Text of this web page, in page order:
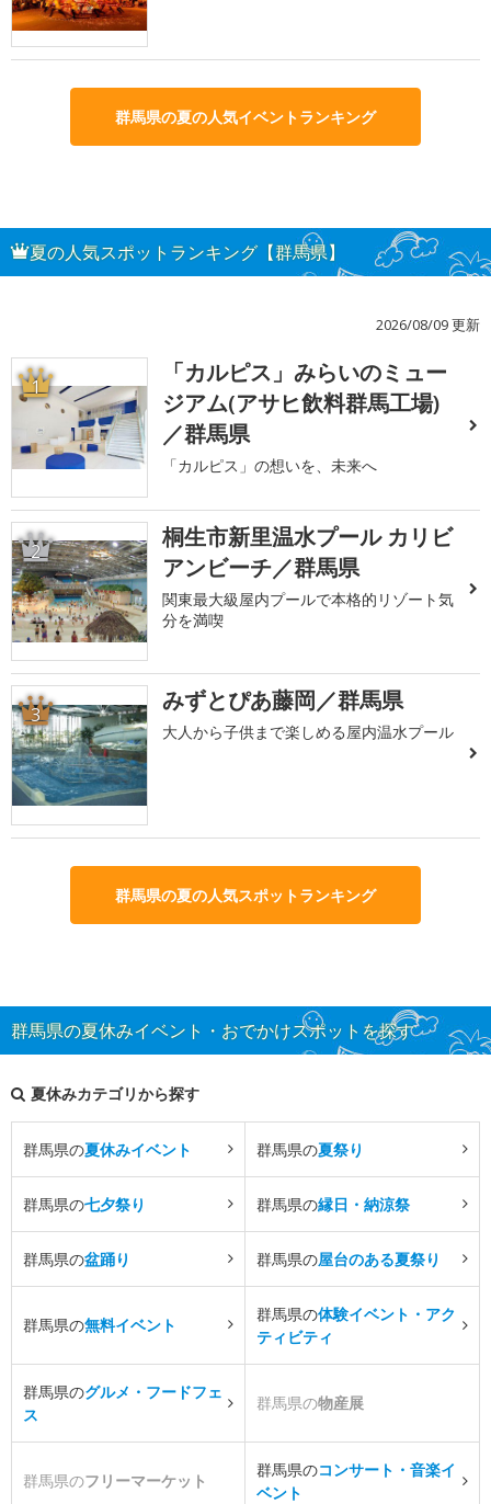
群馬県の夏の人気イベントランキング
夏の人気スポットランキング【群馬県】
2026/08/09 更新
1
「カルピス」みらいのミュー
ジアム(アサヒ飲料群馬工場)
／群馬県
「カルピス」の想いを、未来へ
2
桐生市新里温水プール カリビ
アンビーチ／群馬県
関東最大級屋内プールで本格的リゾート気
分を満喫
3 みずとぴあ藤岡／群馬県
大人から子供まで楽しめる屋内温水プール
群馬県の夏の人気スポットランキング
群馬県の夏休みイベント・おでかけスポットを探す
夏休みカテゴリから探す
群馬県の夏休みイベント 群馬県の夏祭り
群馬県の七夕祭り 群馬県の縁日・納涼祭
群馬県の盆踊り 群馬県の屋台のある夏祭り
群馬県の無料イベント
群馬県の体験イベント・アク
ティビティ
群馬県のグルメ・フードフェ
ス
群馬県の物産展
群馬県のフリーマーケット
群馬県のコンサート・音楽イ
ベント